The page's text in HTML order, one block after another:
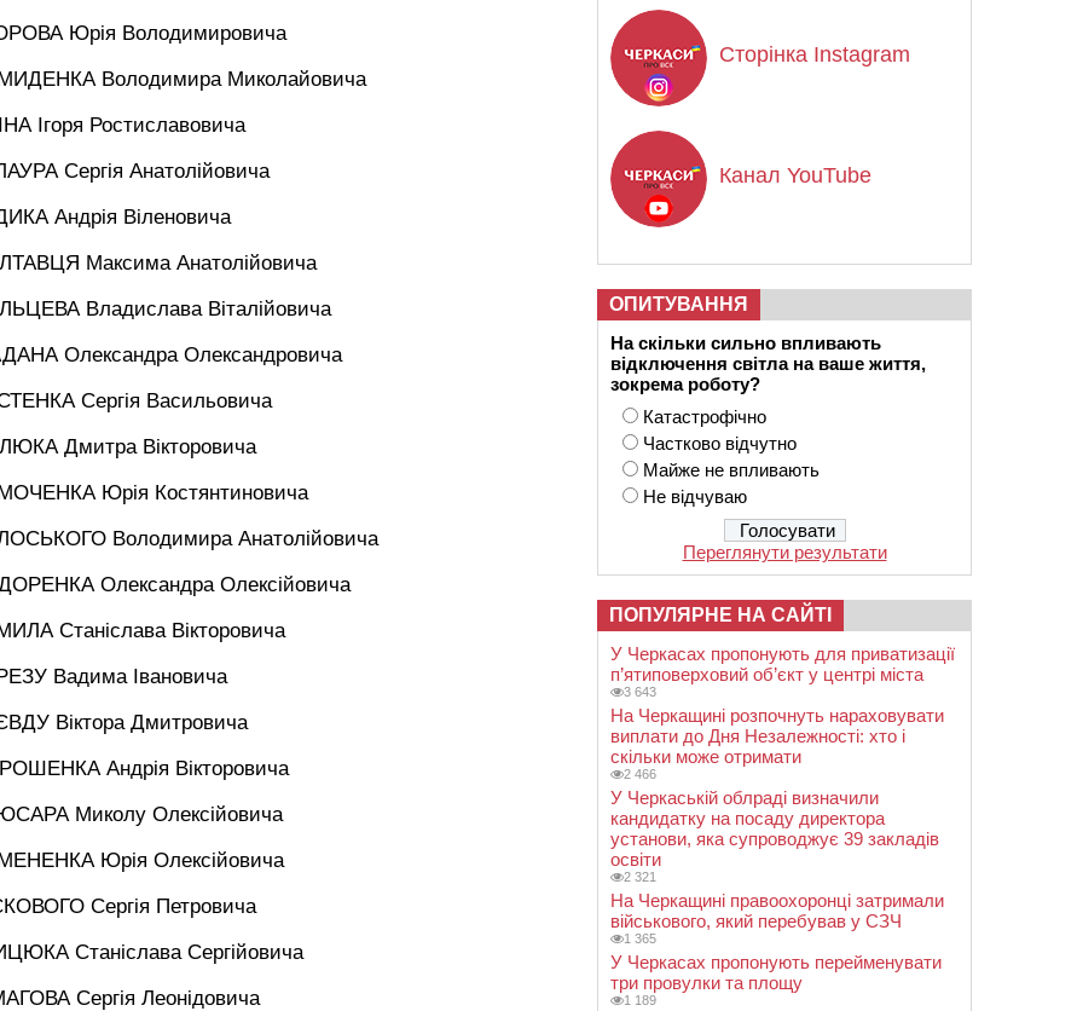
Юрія Володимировича
Володимира Миколайовича
Ігоря Ростиславовича
Сергія Анатолійовича
Андрія Віленовича
Максима Анатолійовича
Владислава Віталійовича
Олександра Олександровича
Сергія Васильовича
Дмитра Вікторовича
Юрія Костянтиновича
Володимира Анатолійовича
Олександра Олексійовича
Станіслава Вікторовича
Вадима Івановича
Віктора Дмитровича
Андрія Вікторовича
Миколу Олексійовича
Юрія Олексійовича
Сергія Петровича
Станіслава Сергійовича
Сергія Леонідовича
Сторінка Instagram
Канал YouTube
ОПИТУВАННЯ
На скільки сильно впливають
відключення світла на ваше життя,
зокрема роботу?
Катастрофічно
Частково відчутно
Майже не впливають
Не відчуваю
Переглянути результати
ПОПУЛЯРНЕ НА САЙТІ
У Черкасах пропонують для приватизації
п’ятиповерховий об’єкт у центрі міста
3 643
На Черкащині розпочнуть нараховувати
виплати до Дня Незалежності: хто і
скільки може отримати
2 466
У Черкаській облраді визначили
кандидатку на посаду директора
установи, яка супроводжує 39 закладів
освіти
2 321
На Черкащині правоохоронці затримали
військового, який перебував у СЗЧ
1 365
У Черкасах пропонують перейменувати
три провулки та площу
1 189